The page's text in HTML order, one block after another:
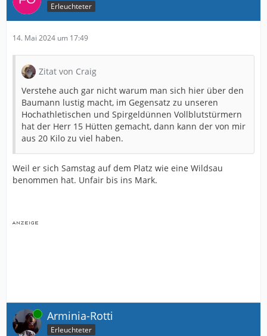
Erleuchteter
14. Mai 2024 um 17:49
Zitat von Craig
Verstehe auch gar nicht warum man sich hier über den
Baumann lustig macht, im Gegensatz zu unseren
Hochathletischen und Spirgeldünnen Vollblutstürmern
hat der Herr 15 Hütten gemacht, dann kann der von mir
aus 20 Kilo zu viel haben.
Weil er sich Samstag auf dem Platz wie eine Wildsau
benommen hat. Unfair bis ins Mark.
Online Arminia-Rotti
Erleuchteter